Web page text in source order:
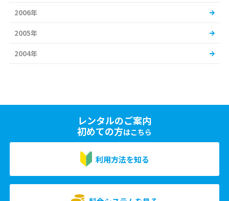
2006年
2005年
2004年
レンタルのご案内
初めての方はこちら
利用方法を知る